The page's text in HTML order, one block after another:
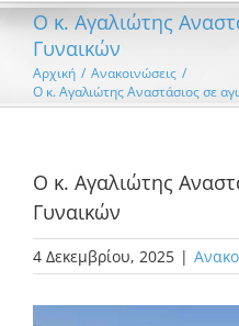
Ο κ. Αγαλιώτης
Γυναικών
Αρχική / Ανακοινώσεις /
Ο κ. Αγαλιώτης Αναστάσιος σε
Ο κ. Αγαλιώτης
Γυναικών
4 Δεκεμβρίου, 2025 |